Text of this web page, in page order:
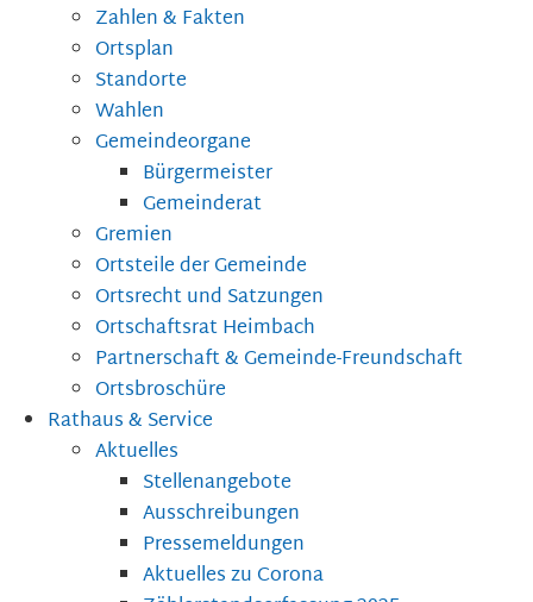
Zahlen & Fakten
Ortsplan
Standorte
Wahlen
Gemeindeorgane
Bürgermeister
Gemeinderat
Gremien
Ortsteile der Gemeinde
Ortsrecht und Satzungen
Ortschaftsrat Heimbach
Partnerschaft & Gemeinde-Freundschaft
Ortsbroschüre
Rathaus & Service
Aktuelles
Stellenangebote
Ausschreibungen
Pressemeldungen
Aktuelles zu Corona